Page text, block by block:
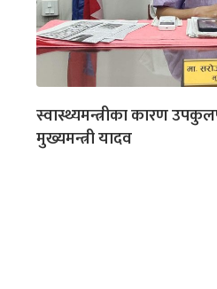
स्वास्थ्यमन्त्रीका कारण
मुख्यमन्त्री यादव